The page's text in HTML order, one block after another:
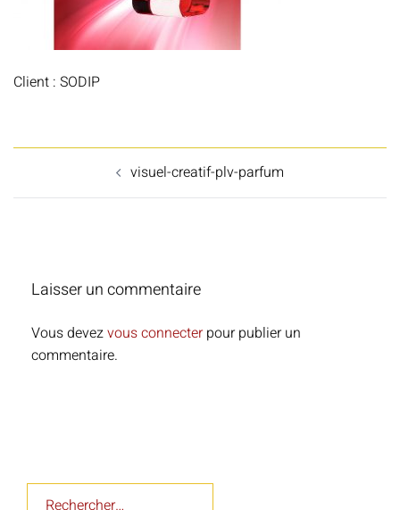
Client : SODIP
visuel-creatif-plv-parfum
Laisser un commentaire
Vous devezvous connecter pour publier un
commentaire.